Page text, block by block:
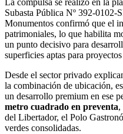
La compulsa se realizó en la
Subasta Pública Nº 392-
Monumentos confirmó que el
patrimoniales, lo que habilita
un punto decisivo para
superficies aptas para
Desde el sector privado
la combinación de ubicación,
un desarrollo premium en ese
metro cuadrado en preventa,
del Libertador, el Polo
verdes consolidadas.